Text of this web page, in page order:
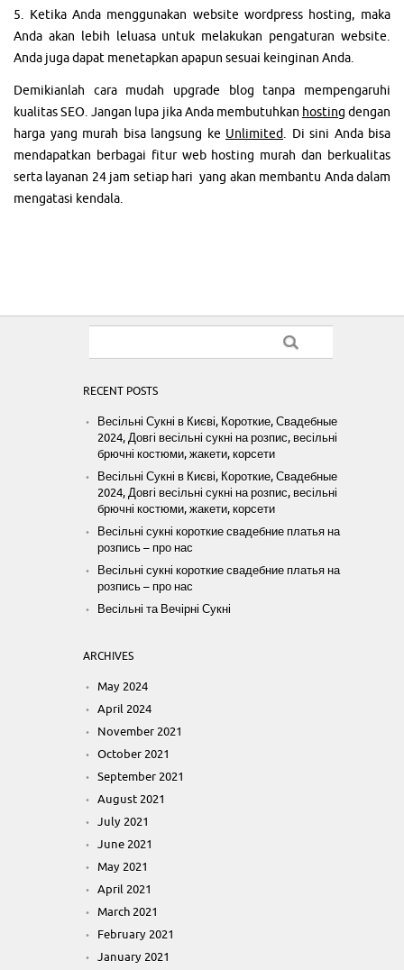
5. Ketika Anda menggunakan website wordpress hosting, maka
Anda akan lebih leluasa untuk melakukan pengaturan website.
Anda juga dapat menetapkan apapun sesuai keinginan Anda.
Demikianlah cara mudah upgrade blog tanpa mempengaruhi
kualitas SEO. Jangan lupa jika Anda membutuhkan hosting dengan
harga yang murah bisa langsung ke Unlimited. Di sini Anda bisa
mendapatkan berbagai fitur web hosting murah dan berkualitas
serta layanan 24 jam setiap hari yang akan membantu Anda dalam
mengatasi kendala.
RECENT POSTS
Весільні Сукні в Києві, Короткие, Свадебные
2024, Довгі весільні сукні на розпис, весільні
брючні костюми, жакети, корсети
Весільні Сукні в Києві, Короткие, Свадебные
2024, Довгі весільні сукні на розпис, весільні
брючні костюми, жакети, корсети
Весільні сукні короткие свадебние платья на
розпись – про нас
Весільні сукні короткие свадебние платья на
розпись – про нас
Весільні та Вечірні Сукні
ARCHIVES
May 2024
April 2024
November 2021
October 2021
September 2021
August 2021
July 2021
June 2021
May 2021
April 2021
March 2021
February 2021
January 2021